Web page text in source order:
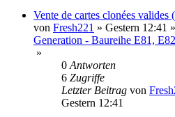
Vente de cartes clonées
von Fresh221 » Gestern 12:41
Generation - Baureihe E81,
»
0 Antworten
6 Zugriffe
Letzter Beitrag von
Gestern 12:41